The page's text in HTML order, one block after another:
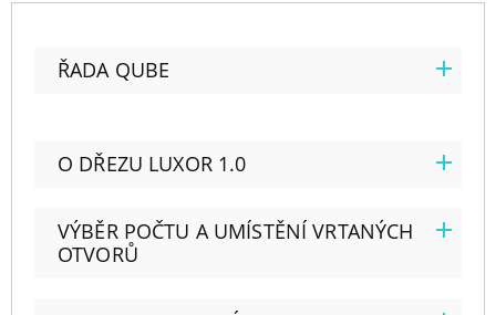
ŘADA QUBE
O DŘEZU LUXOR 1.0
VÝBĚR POČTU A UMÍSTĚNÍ VRTANÝCH
OTVORŮ